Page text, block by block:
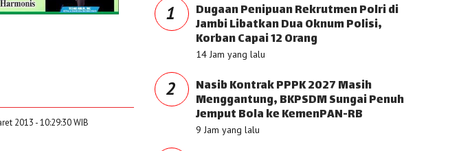
2013 - 10:29:30 WIB
1 Dugaan Penipuan Rekrutmen Polri di
Jambi Libatkan Dua Oknum Polisi,
Korban Capai 12 Orang
14 Jam yang lalu
2 Nasib Kontrak PPPK 2027 Masih
Menggantung, BKPSDM Sungai Penuh
Jemput Bola ke KemenPAN-RB
9 Jam yang lalu